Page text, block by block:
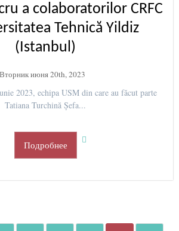
a colaboratorilor CRFC
Tehnică Yildiz
(Istanbul)
Вторник июня 20th, 2023
2023, echipa USM din care au făcut parte
Tatiana Turchină Șefa...
Подробнее